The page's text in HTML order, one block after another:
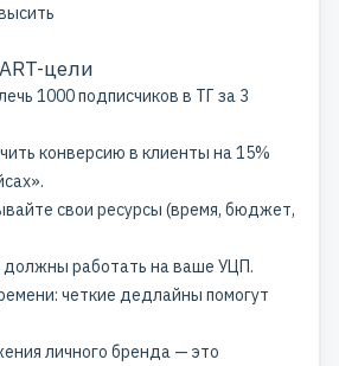
цели
1000 подписчиков в ТГ за 3
конверсию в клиенты на 15%
свои ресурсы (время, бюджет,
работать на ваше УЦП.
четкие дедлайны помогут
личного бренда — это